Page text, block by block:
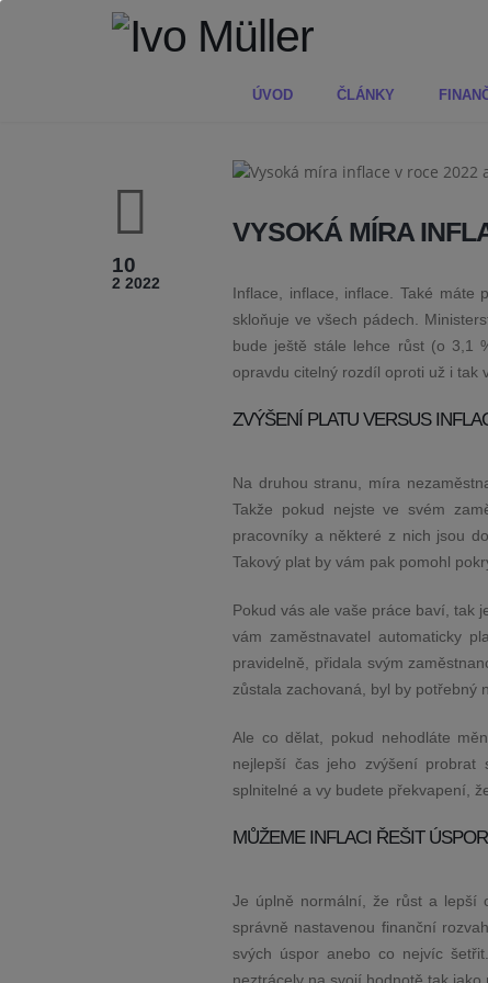
ÚVOD ČLÁNKY
10
2 2022
VYSOKÁ MÍRA
Inflace, inflace, inflace. Také
skloňuje ve všech pádech.
bude ještě stále lehce růst (o 3,1
opravdu citelný rozdíl oproti už i tak
ZVÝŠENÍ PLATU VERSUS
Na druhou stranu, míra
Takže pokud nejste ve svém
pracovníky a některé z nich jsou
Takový plat by vám pak pomohl
Pokud vás ale vaše práce baví, tak
vám zaměstnavatel automaticky
pravidelně, přidala svým
zůstala zachovaná, byl by potřebný
Ale co dělat, pokud nehodláte
nejlepší čas jeho zvýšení probrat
splnitelné a vy budete překvapení,
MŮŽEME INFLACI ŘEŠIT
Je úplně normální, že růst a lepší
správně nastavenou finanční
svých úspor anebo co nejvíc